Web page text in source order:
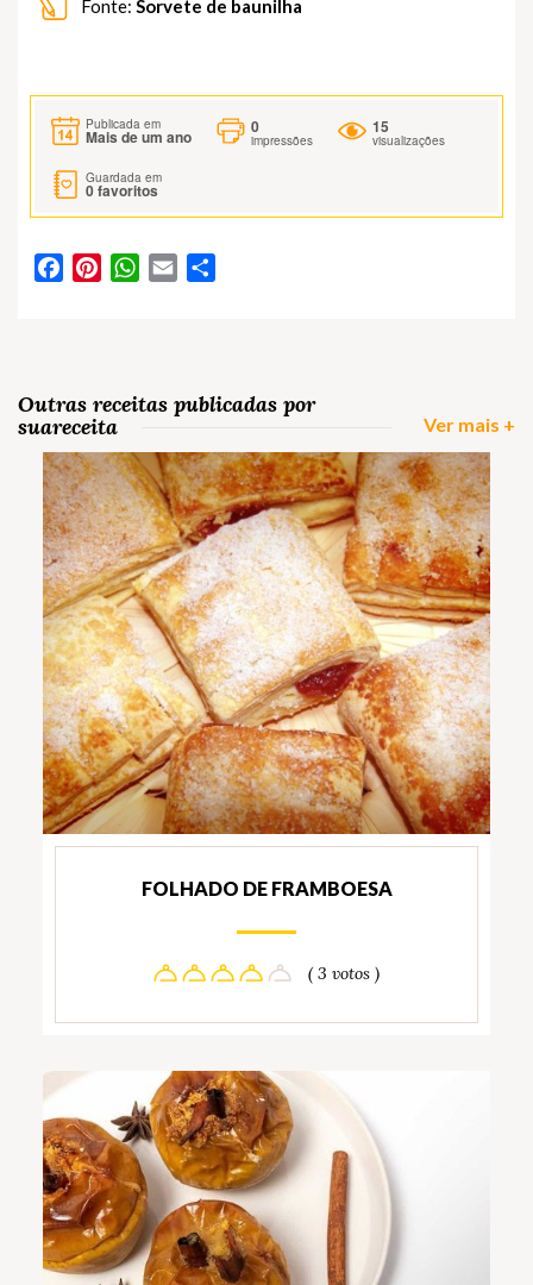
Fonte: Sorvete de baunilha
Publicada em
Mais de um ano
0
impressões
15
visualizações
Guardada em
0favoritos
FacebookPinterestWhatsApp
Email
Outras receitas publicadas por
suareceita
Ver mais +
FOLHADO DE FRAMBOESA
( 3 votos )